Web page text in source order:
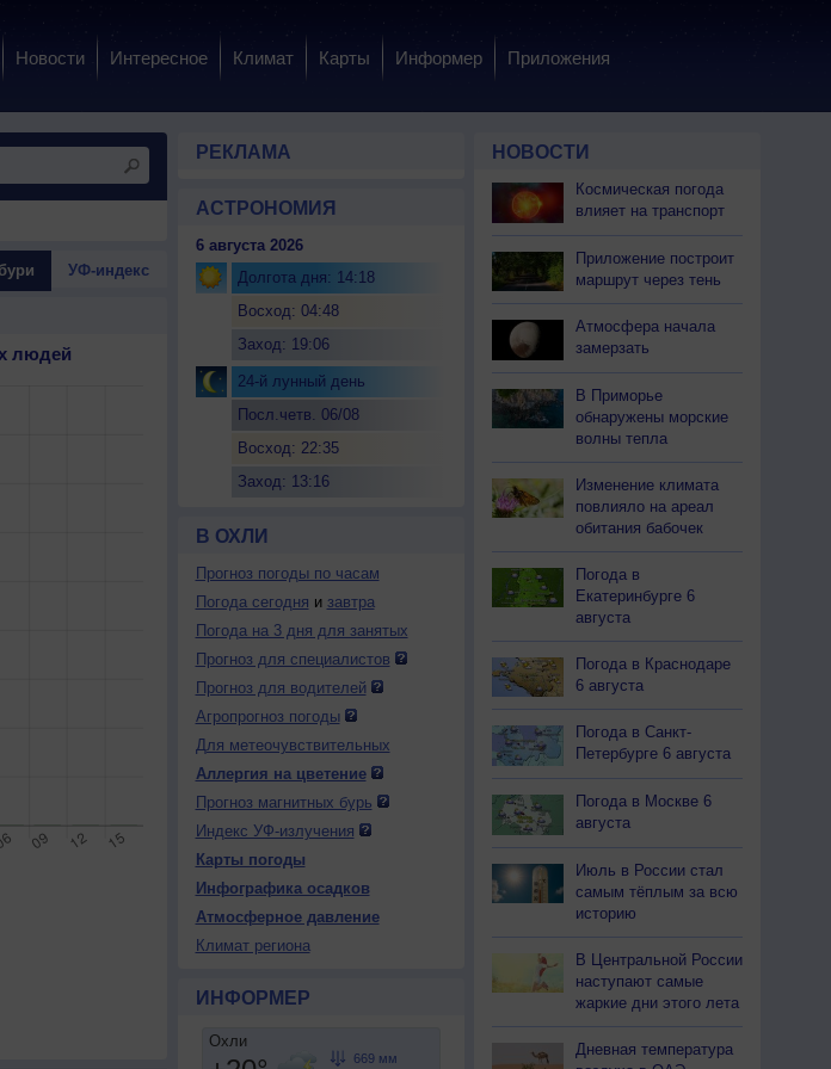
Новости Интересное Климат Карты Информер Приложения
УФ-индекс
людей
РЕКЛАМА
АСТРОНОМИЯ
6 августа 2026
Долгота дня: 14:18
Восход: 04:48
Заход: 19:06
24-й лунный день
Посл.четв. 06/08
Восход: 22:35
Заход: 13:16
В ОХЛИ
Прогноз погоды по часам
Погода сегодня и завтра
Погода на 3 дня для занятых
Прогноз для специалистов
Прогноз для водителей
Агропрогноз погоды
Для метеочувствительных
Аллергия на цветение
Прогноз магнитных бурь
Индекс УФ-излучения
Карты погоды
Инфографика осадков
Атмосферное давление
Климат региона
ИНФОРМЕР
НОВОСТИ
Космическая погода
влияет на транспорт
Приложение построит
маршрут через тень
Атмосфера начала
замерзать
В Приморье
обнаружены морские
волны тепла
Изменение климата
повлияло на ареал
обитания бабочек
Погода в
Екатеринбурге 6
августа
Погода в Краснодаре
6 августа
Погода в Санкт-
Петербурге 6 августа
Погода в Москве 6
августа
Июль в России стал
самым тёплым за всю
историю
В Центральной России
наступают самые
жаркие дни этого лета
Дневная температура